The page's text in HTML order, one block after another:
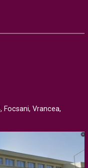
Focsani, Vrancea,